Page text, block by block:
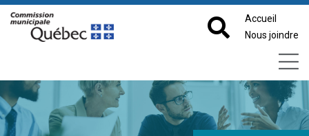
Accueil
Nous joindre